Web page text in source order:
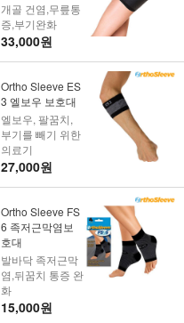
개골 건염,무릎통
증,부기완화
33,000원
Ortho Sleeve ES
3 엘보우 보호대
엘보우, 팔꿈치,
부기를 빼기 위한
의료기
27,000원
Ortho Sleeve FS
6 족저근막염보
호대
발바닥 족저근막
염,뒤꿈치 통증 완
화
15,000원